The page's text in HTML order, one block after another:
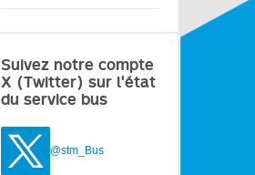
Suivez notre compte
X (Twitter) sur l'état
du service bus
@stm_Bus